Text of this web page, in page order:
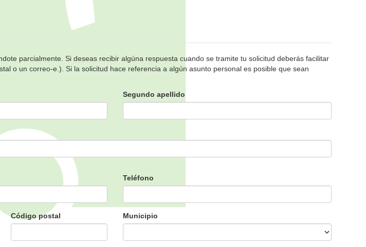
parcialmente. Si deseas recibir algúna respuesta cuando se tramite tu solicitud deberás facilitar
o un correo-e.). Si la solicitud hace referencia a algún asunto personal es posible que sean
Segundo apellido
Teléfono
Código postal Municipio